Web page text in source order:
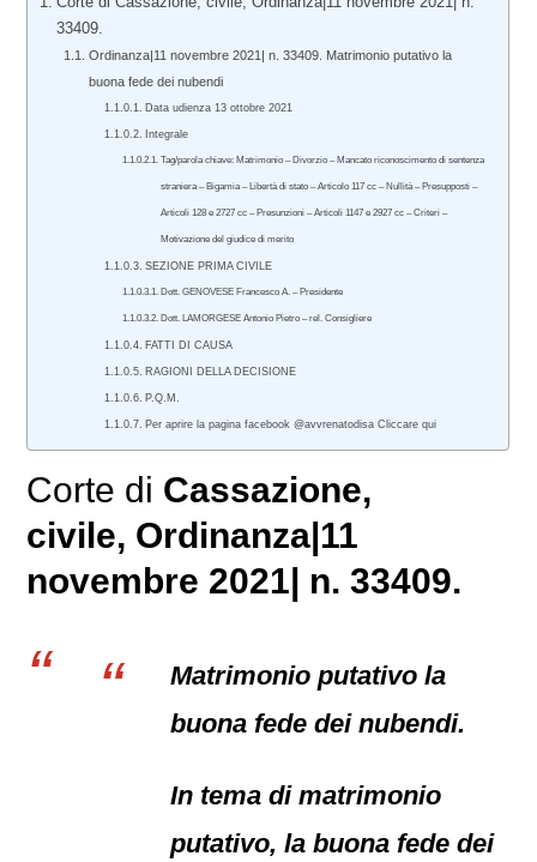
33409.
Ordinanza|11 novembre 2021| n. 33409. Matrimonio putativo la
buona fede dei nubendi
Data udienza 13 ottobre 2021
Integrale
Tag/parola chiave: Matrimonio – Divorzio – Mancato riconoscimento di sentenza
straniera – Bigamia – Libertà di stato – Articolo 117 cc – Nullità – Presupposti –
Articoli 128 e 2727 cc – Presunzioni – Articoli 1147 e 2927 cc – Criteri –
Motivazione del giudice di merito
SEZIONE PRIMA CIVILE
Dott. GENOVESE Francesco A. – Presidente
Dott. LAMORGESE Antonio Pietro – rel. Consigliere
FATTI DI CAUSA
RAGIONI DELLA DECISIONE
P.Q.M.
Per aprire la pagina facebook @avvrenatodisa Cliccare qui
Corte di Cassazione,
civile, Ordinanza|11
novembre 2021| n. 33409.
Matrimonio putativo la
buona fede dei nubendi.
In tema di matrimonio
putativo, la buona fede dei